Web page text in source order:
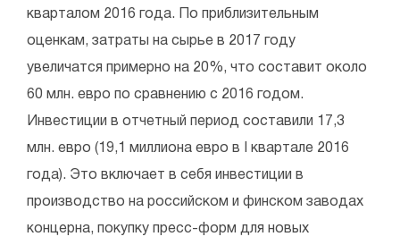
кварталом 2016 года. По приблизительным
оценкам, затраты на сырье в 2017 году
увеличатся примерно на 20%, что составит около
60 млн. евро по сравнению с 2016 годом.
Инвестиции в отчетный период составили 17,3
млн. евро (19,1 миллиона евро в I квартале 2016
года). Это включает в себя инвестиции в
производство на российском и финском заводах
концерна, покупку пресс-форм для новых